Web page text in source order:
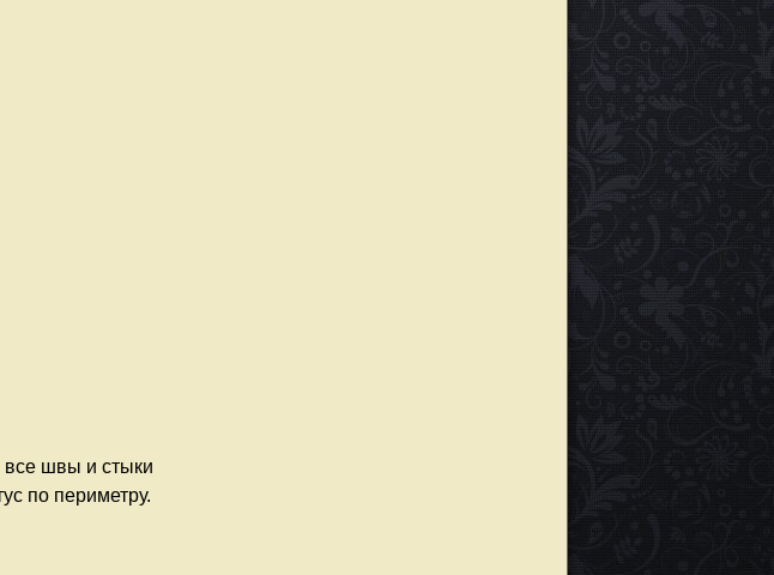
все швы и стыки
по периметру.